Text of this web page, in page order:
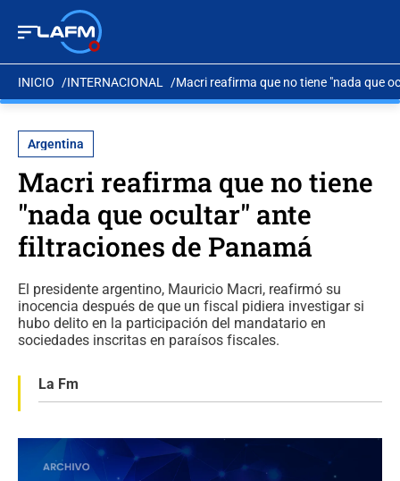
INICIO INTERNACIONAL Macri reafirma que no tiene "nada que
Argentina
Macri reafirma que no tiene
"nada que ocultar" ante
filtraciones de Panamá
El presidente argentino, Mauricio Macri, reafirmó su
inocencia después de que un fiscal pidiera investigar si
hubo delito en la participación del mandatario en
sociedades inscritas en paraísos fiscales.
La Fm